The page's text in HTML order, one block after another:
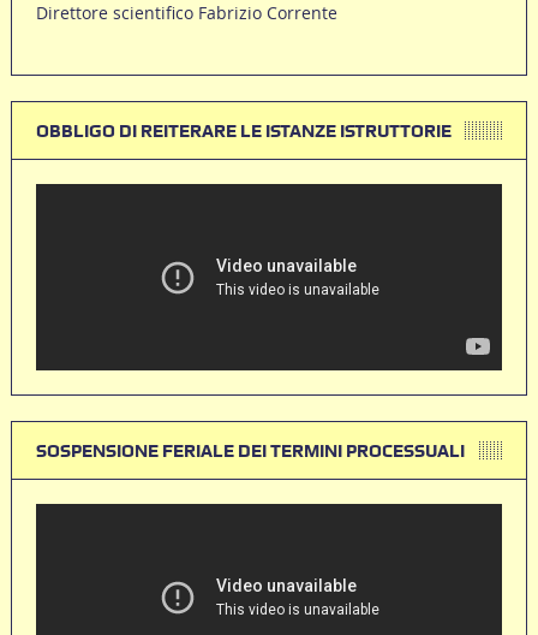
Direttore scientifico Fabrizio Corrente
OBBLIGO DI REITERARE LE ISTANZE ISTRUTTORIE
SOSPENSIONE FERIALE DEI TERMINI PROCESSUALI